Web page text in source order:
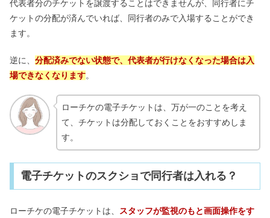
代表者分のチケットを譲渡することはできませんが、同行者にチ
ケットの分配が済んでいれば、同行者のみで入場することができ
ます。
逆に、 分配済みでない状態で、代表者が行けなくなった場合は入
場できなくなります。
ローチケの電子チケットは、万が一のことを考え
て、チケットは分配しておくことをおすすめしま
す。
電子チケットのスクショで同行者は入れる？
ローチケの電子チケットは、
スタッフが監視のもと画面操作をす